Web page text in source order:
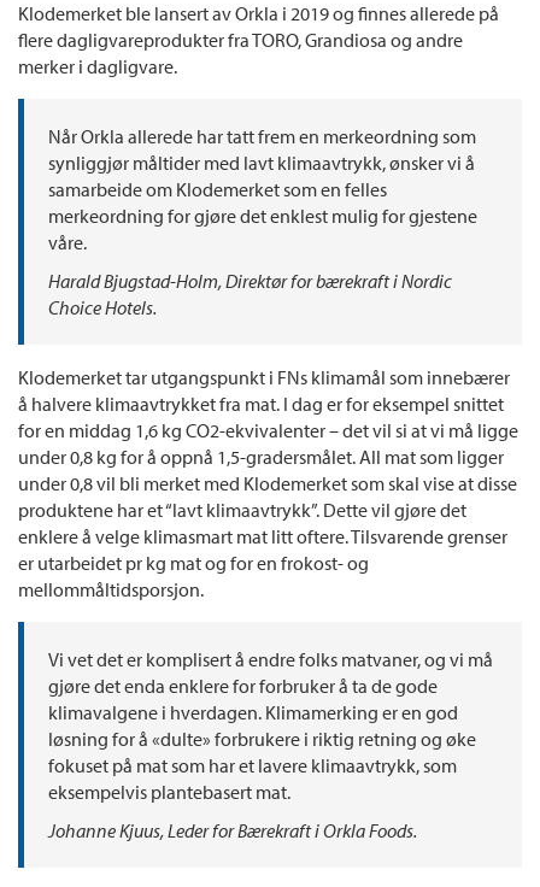
Klodemerket ble lansert av Orkla i 2019 og finnes allerede på
flere dagligvareprodukter fra TORO, Grandiosa og andre
merker i dagligvare.
Når Orkla allerede har tatt frem en merkeordning som
synliggjør måltider med lavt klimaavtrykk, ønsker vi å
samarbeide om Klodemerket som en felles
merkeordning for gjøre det enklest mulig for gjestene
våre.
Harald Bjugstad-Holm, Direktør for bærekraft i Nordic
Choice Hotels.
Klodemerket tar utgangspunkt i FNs klimamål som innebærer
å halvere klimaavtrykket fra mat. I dag er for eksempel snittet
for en middag 1,6 kg CO2-ekvivalenter – det vil si at vi må ligge
under 0,8 kg for å oppnå 1,5-gradersmålet. All mat som ligger
under 0,8 vil bli merket med Klodemerket som skal vise at disse
produktene har et “lavt klimaavtrykk”. Dette vil gjøre det
enklere å velge klimasmart mat litt oftere. Tilsvarende grenser
er utarbeidet pr kg mat og for en frokost- og
mellommåltidsporsjon.
Vi vet det er komplisert å endre folks matvaner, og vi må
gjøre det enda enklere for forbruker å ta de gode
klimavalgene i hverdagen. Klimamerking er en god
løsning for å «dulte» forbrukere i riktig retning og øke
fokuset på mat som har et lavere klimaavtrykk, som
eksempelvis plantebasert mat.
Johanne Kjuus, Leder for Bærekraft i Orkla Foods.